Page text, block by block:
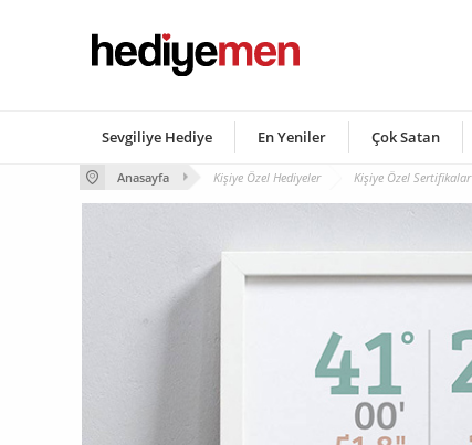
Sevgiliye Hediye En Yeniler Çok Satan
Anasayfa Kişiye Özel Hediyeler Kişiye Özel Sertifikalar